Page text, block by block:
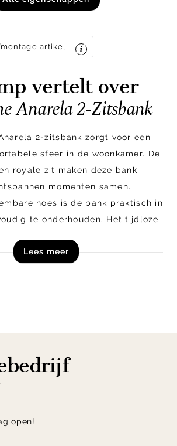
artikel
vertelt over
Anarela 2-Zitsbank
2-zitsbank zorgt voor een
sfeer in de woonkamer. De
royale zit maken deze bank
momenten samen.
hoes is de bank praktisch in
te onderhouden. Het tijdloze
en materialen.
geleverd.
Lees meer
open!